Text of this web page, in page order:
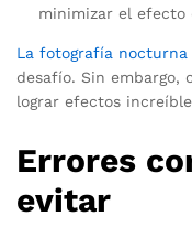
minimizar el efecto
La fotografía nocturna
desafío. Sin embargo,
lograr efectos
Errores
evitar